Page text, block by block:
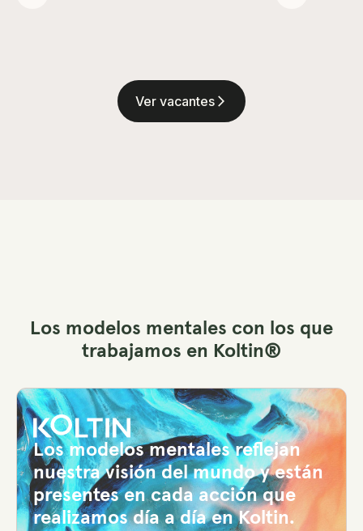
Ver vacantes arrow_forward_ios
Los modelos mentales con los que
trabajamos en Koltin®
Los modelos mentales reflejan
nuestra visión del mundo y están
presentes en cada acción que
realizamos día a día en Koltin.